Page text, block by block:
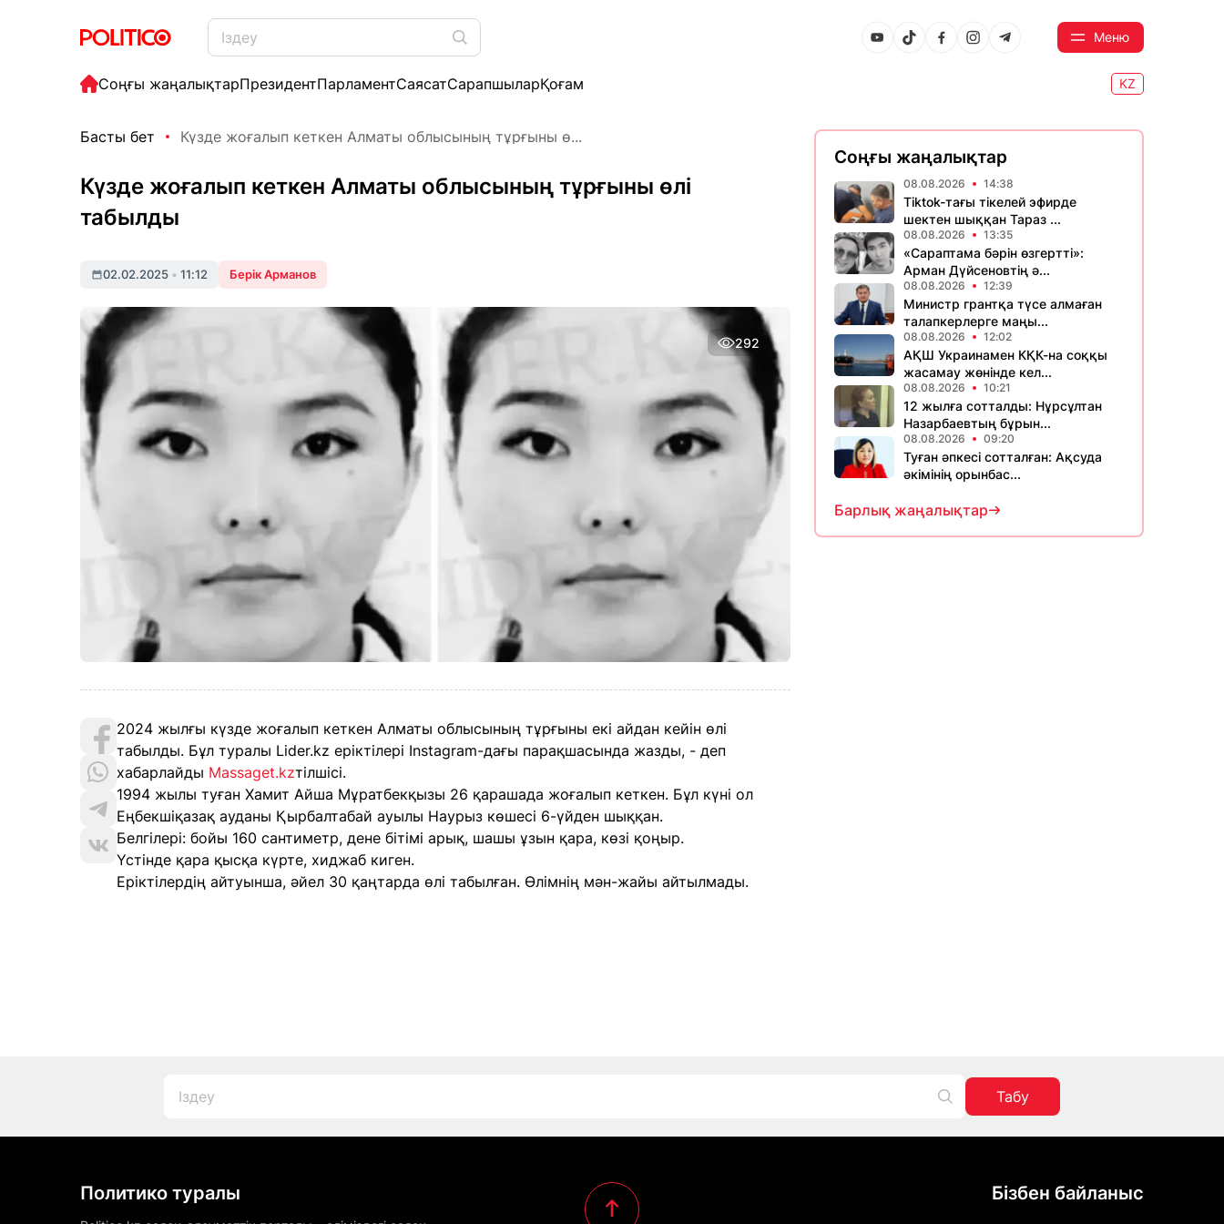
Меню
Соңғы жаңалықтарПрезидентПарламентСаясатСарапшыларҚоғам KZ
Басты бет Күзде жоғалып кеткен Алматы облысының тұрғыны ө...
Күзде жоғалып кеткен Алматы облысының тұрғыны өлі
табылды
02.02.2025 • 11:12 Берік Арманов
292
2024 жылғы күзде жоғалып кеткен Алматы облысының тұрғыны екі айдан кейін өлі
табылды. Бұл туралы Lider.kz еріктілері Instagram-дағы парақшасында жазды, - деп
хабарлайды Massaget.kzтілшісі.
1994 жылы туған Хамит Айша Мұратбекқызы 26 қарашада жоғалып кеткен. Бұл күні ол
Еңбекшіқазақ ауданы Қырбалтабай ауылы Наурыз көшесі 6-үйден шыққан.
Белгілері: бойы 160 сантиметр, дене бітімі арық, шашы ұзын қара, көзі қоңыр.
Үстінде қара қысқа күрте, хиджаб киген.
Еріктілердің айтуынша, әйел 30 қаңтарда өлі табылған. Өлімнің мән-жайы айтылмады.
Соңғы жаңалықтар
08.08.2026 14:38
Tiktok-тағы тікелей эфирде
шектен шыққан Тараз ...
08.08.2026 13:35
«Сараптама бәрін өзгертті»:
Арман Дүйсеновтің ә...
08.08.2026 12:39
Министр грантқа түсе алмаған
талапкерлерге маңы...
08.08.2026 12:02
АҚШ Украинамен КҚК-на соққы
жасамау жөнінде кел...
08.08.2026 10:21
12 жылға сотталды: Нұрсұлтан
Назарбаевтың бұрын...
08.08.2026 09:20
Туған әпкесі сотталған: Ақсуда
әкімінің орынбас...
Барлық жаңалықтар
Табу
Политико туралы Бізбен байланыс